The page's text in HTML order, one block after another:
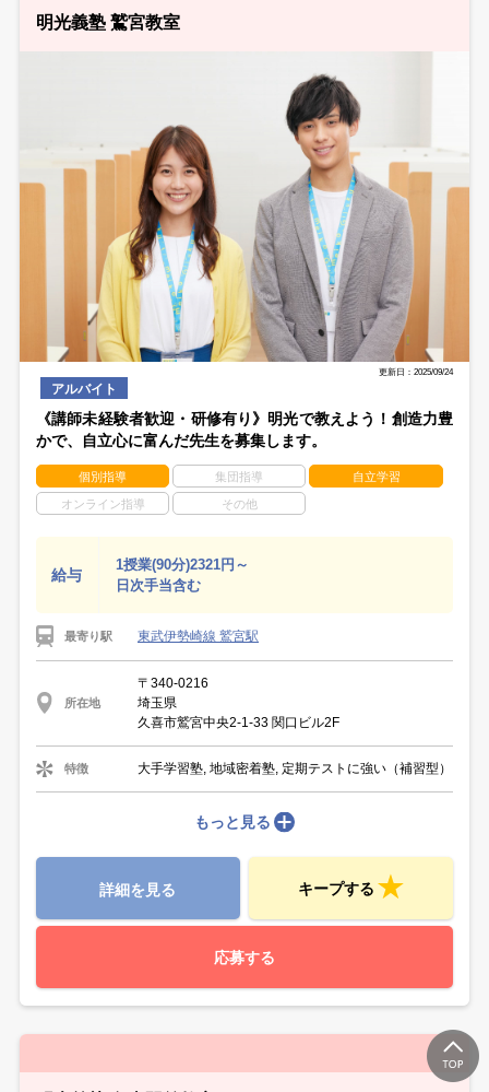
明光義塾 鷲宮教室
更新日：2025/09/24
アルバイト
《講師未経験者歓迎・研修有り》明光で教えよう！創造力豊
かで、自立心に富んだ先生を募集します。
個別指導 集団指導 自立学習
オンライン指導 その他
給与
1授業(90分)2321円～
日次手当含む
最寄り駅 東武伊勢崎線 鷲宮駅
所在地
〒340-0216
埼玉県
久喜市鷲宮中央2-1-33 関口ビル2F
特徴 大手学習塾, 地域密着塾, 定期テストに強い（補習型）
もっと見る
詳細を見る キープする
応募する